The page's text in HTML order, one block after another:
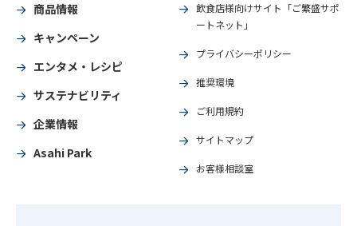
商品情報
キャンペーン
エンタメ・レシピ
サステナビリティ
企業情報
Asahi Park
飲食店様向けサイト「ご繁盛サポ
ートネット」
プライバシーポリシー
推奨環境
ご利用規約
サイトマップ
お客様相談室